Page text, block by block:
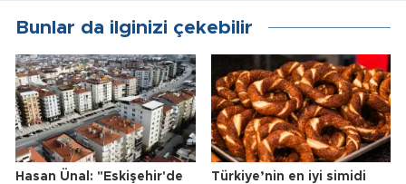
Bunlar da ilginizi çekebilir
Hasan Ünal: "Eskişehir'de
Türkiye’nin en iyi simidi